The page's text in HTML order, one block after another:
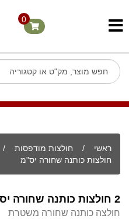
0
ראשי / חולצות מודפסות /
חולצות כותנה שחורה יס"מ
2 חולצות כותנה שחורה יס"מ
חולצה כותנה שחורה משטרת